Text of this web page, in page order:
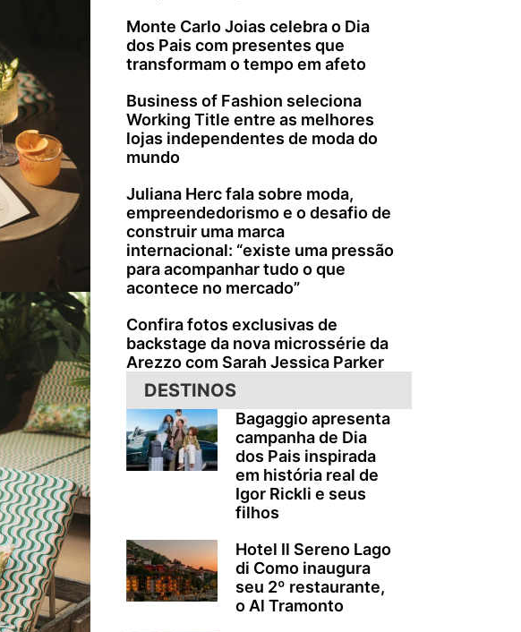
Monte Carlo Joias celebra o Dia
dos Pais com presentes que
transformam o tempo em afeto
Business of Fashion seleciona
Working Title entre as melhores
lojas independentes de moda do
mundo
Juliana Herc fala sobre moda,
empreendedorismo e o desafio de
construir uma marca
internacional: “existe uma pressão
para acompanhar tudo o que
acontece no mercado”
Confira fotos exclusivas de
backstage da nova microssérie da
Arezzo com Sarah Jessica Parker
DESTINOS
Bagaggio apresenta
campanha de Dia
dos Pais inspirada
em história real de
Igor Rickli e seus
filhos
Hotel Il Sereno Lago
di Como inaugura
seu 2º restaurante,
o Al Tramonto